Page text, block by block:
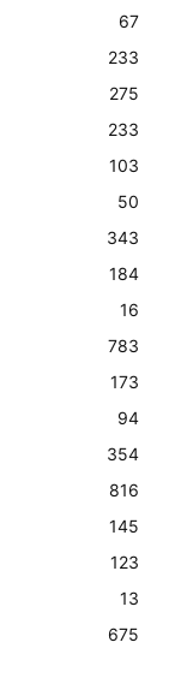
67
233
275
233
103
50
343
184
16
783
173
94
354
816
145
123
13
675